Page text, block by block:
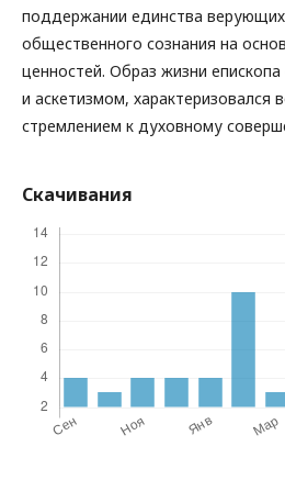
поддержании единства
общественного сознания на
ценностей. Образ жизни
и аскетизмом, характеризовался
стремлением к духовному
Скачивания